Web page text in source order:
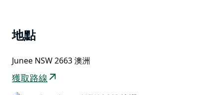
地點
Junee NSW 2663 澳洲
獲取路線